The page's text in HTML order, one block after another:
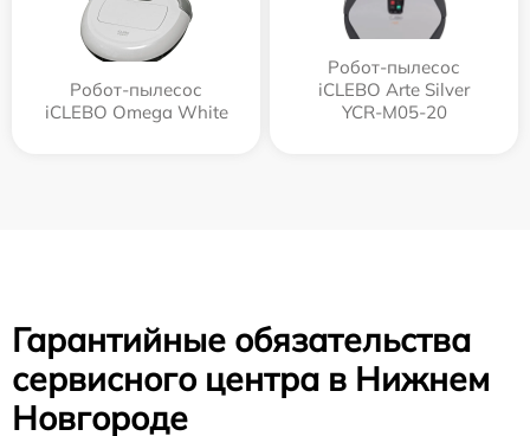
Робот-пылесос
iCLEBO Omega White
Робот-пылесос
iCLEBO Arte Silver
YCR-M05-20
Гарантийные обязательства
сервисного центра в Нижнем
Новгороде